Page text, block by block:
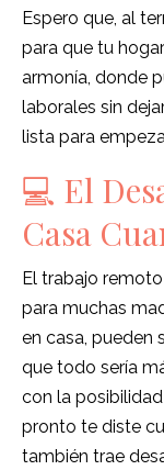
Espero que, al
para que tu
armonía, donde
laborales sin
lista para
💻 El
Casa
El trabajo
para muchas
en casa, pueden
que todo sería
con la
pronto te diste
también trae